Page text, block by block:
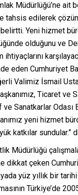
Müdürlüğü’ne ait
tahsis edilerek
Yeni hizmet
olduğunu ve
ihtiyaçlarını
eden Cumhuriyet
Valimiz İsmail
Ticaret ve
ve Sanatkarlar Odası
yeni hizmet
katkılar sundular.”
Müdürlüğü
dikkat çeken
yüz yıllık bir
Türkiye’de